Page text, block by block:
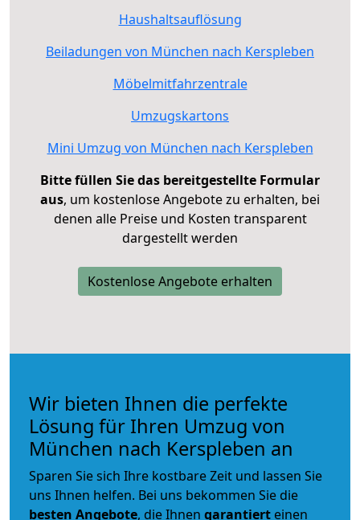
Haushaltsauflösung
Beiladungen von München nach Kerspleben
Möbelmitfahrzentrale
Umzugskartons
Mini Umzug von München nach Kerspleben
Bitte füllen Sie das bereitgestellte Formular
aus, um kostenlose Angebote zu erhalten, bei
denen alle Preise und Kosten transparent
dargestellt werden
Kostenlose Angebote erhalten
Wir bieten Ihnen die perfekte
Lösung für Ihren Umzug von
München nach Kerspleben an
Sparen Sie sich Ihre kostbare Zeit und lassen Sie
uns Ihnen helfen. Bei uns bekommen Sie die
besten Angebote, die Ihnen garantiert einen